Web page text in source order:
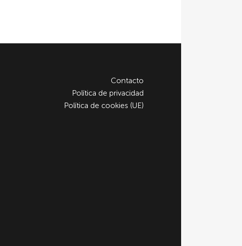
Contacto
Política de privacidad
Política de cookies (UE)